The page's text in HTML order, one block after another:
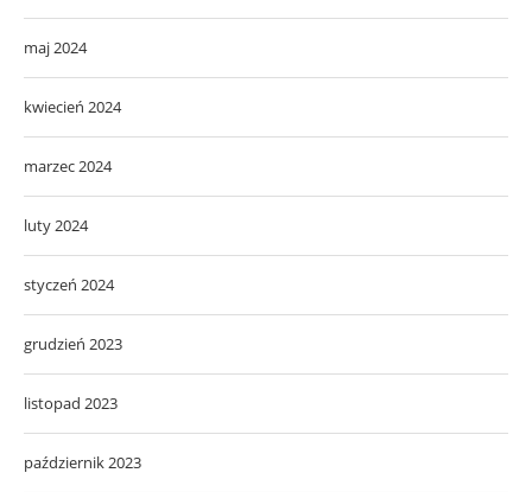
maj 2024
kwiecień 2024
marzec 2024
luty 2024
styczeń 2024
grudzień 2023
listopad 2023
październik 2023